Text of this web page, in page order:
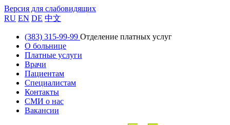
Версия для слабовидящих
RU EN DE 中文
(383) 315-99-99 Отделение платных услуг
О больнице
Платные услуги
Врачи
Пациентам
Специалистам
Контакты
СМИ о нас
Вакансии